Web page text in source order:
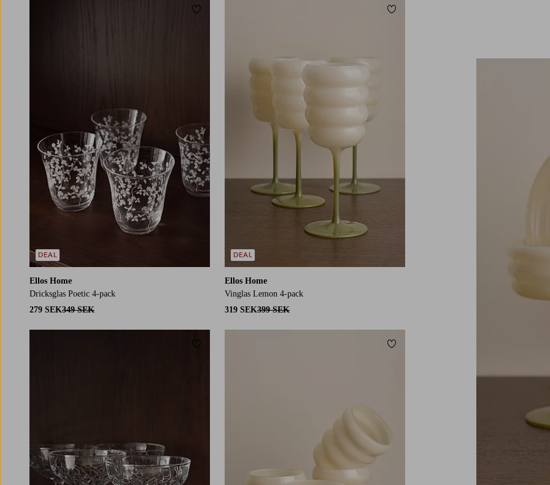
Ellos Home
Dricksglas Poetic 4-pack
279 SEK349 SEK
DEAL
Lägg till i favoriter
Ellos Home
Vinglas Lemon 4-pack
319 SEK399 SEK
DEAL
Lägg till i favoriter
Lägg till i favoriter